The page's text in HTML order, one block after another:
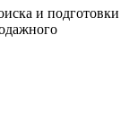
и подготовки